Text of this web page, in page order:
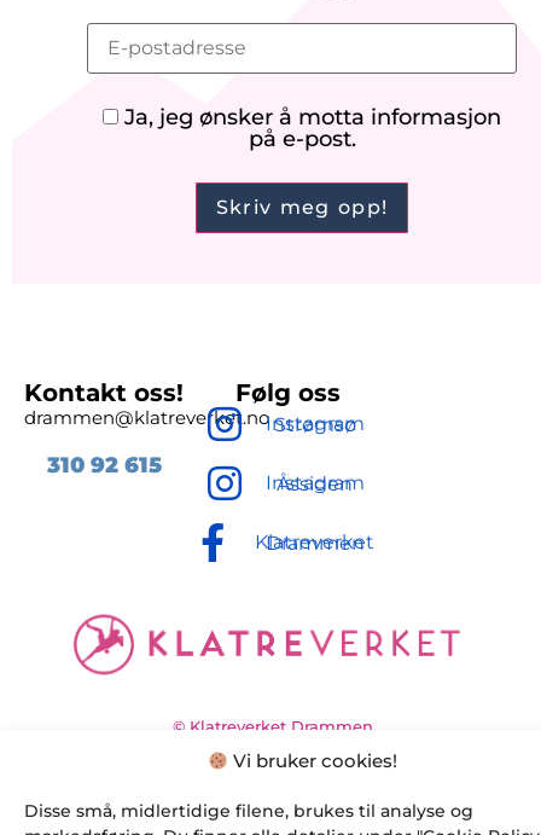
Vi bruker cookies!
Disse små, midlertidige filene, brukes til analyse og
Ja, jeg ønsker å motta informasjon
på e-post.
Kontakt oss!
drammen@klatreverket.no
310 92615
Følg oss
Instagram Strømsø
Instagram Åssiden
Klatreverket Drammen
© Klatreverket Drammen
2025